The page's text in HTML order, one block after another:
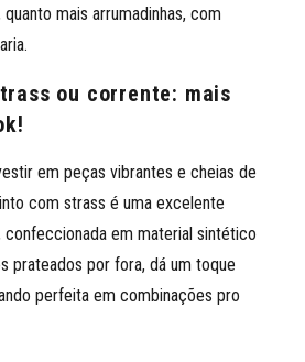
mais arrumadinhas, com
ou corrente: mais
em peças vibrantes e cheias de
com strass é uma excelente
confeccionada em material sintético
prateados por fora, dá um toque
perfeita em combinações pro